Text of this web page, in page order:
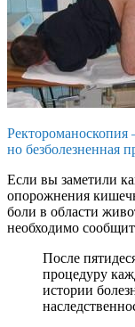
но безболезненная
Если вы заметили
опорожнения
боли в области
необходимо
После
процедуру
истории